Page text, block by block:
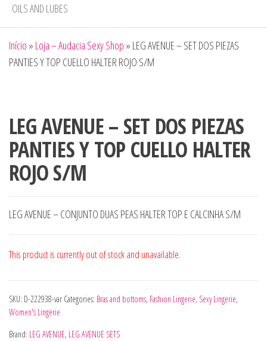
OILS AND LUBES
Início » Loja – Audacia Sexy Shop » LEG AVENUE – SET DOS PIEZAS
PANTIES Y TOP CUELLO HALTER ROJO S/M
LEG AVENUE – SET DOS PIEZAS
PANTIES Y TOP CUELLO HALTER
ROJO S/M
LEG AVENUE – CONJUNTO DUAS PEAS HALTER TOP E CALCINHA S/M
This product is currently out of stock and unavailable.
SKU: D-222938-var Categories: Bras and bottoms, Fashion Lingerie, Sexy Lingerie,
Women's Lingerie
Brand: LEG AVENUE, LEG AVENUE SETS